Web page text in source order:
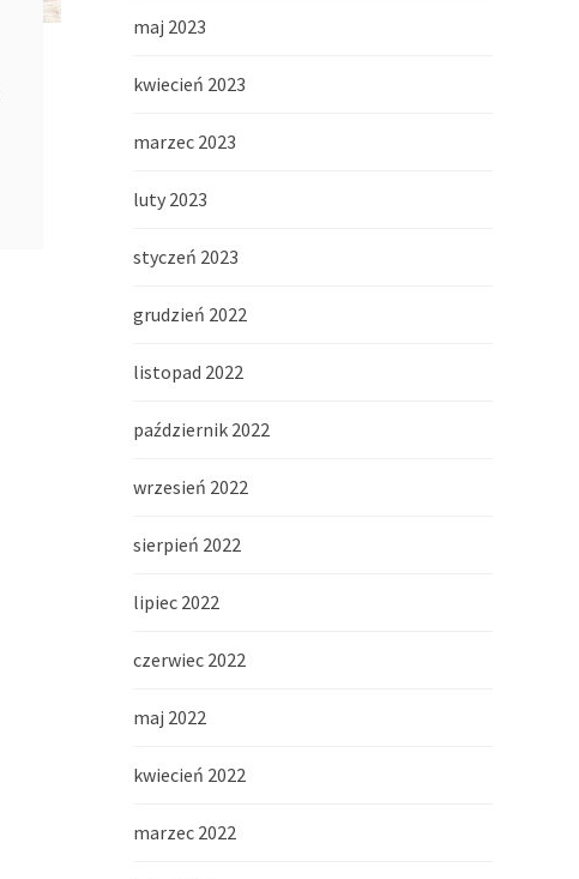
maj 2023
kwiecień 2023
marzec 2023
luty 2023
styczeń 2023
grudzień 2022
listopad 2022
październik 2022
wrzesień 2022
sierpień 2022
lipiec 2022
czerwiec 2022
maj 2022
kwiecień 2022
marzec 2022